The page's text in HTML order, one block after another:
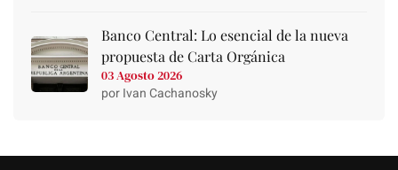
Banco Central: Lo esencial de la nueva
propuesta de Carta Orgánica
03 Agosto 2026
por Ivan Cachanosky